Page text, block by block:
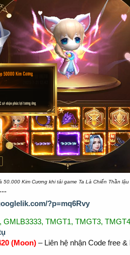
50.000 Kim Cương khi tải game Ta Là Chiến Thần lậu
?p=mq6Rvy
GMLB3333, TMGT1, TMGT3,
(Moon) – Liên hệ nhận Code free